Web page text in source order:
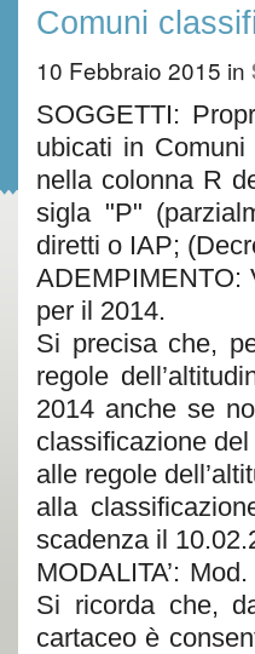
Comuni
10 Febbraio 2015 in
SOGGETTI:
ubicati in
nella colonna R
sigla "P"
diretti o IAP;
ADEMPIMENTO:
per il 2014.
Si precisa che,
regole
2014 anche se
classificazione
alle regole
alla
scadenza il
MODALITA’:
Si ricorda che,
cartaceo è